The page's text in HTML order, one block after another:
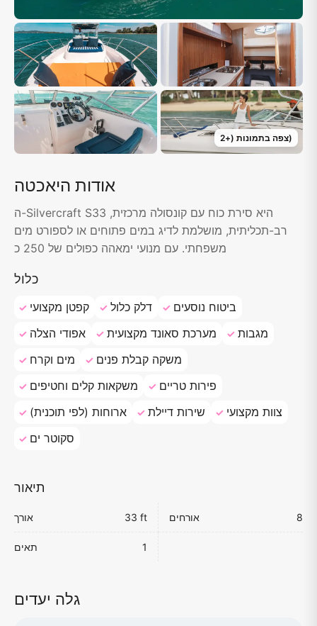
צפה בתמונות (+
2 )
אודות היאכטה
ה-Silvercraft S33 היא סירת כוח עם קונסולה מרכזית,
רב-תכליתית, מושלמת לדיג במים פתוחים או לספורט מים
משפחתי. עם מנועי ימאהה כפולים של 250 כ
כלול
קפטן מקצועי דלק כלול
ביטוח נוסעים
אפודי הצלה
מערכת סאונד מקצועית
מגבות
מים וקרח
משקה קבלת פנים
משקאות קלים וחטיפים
פירות טריים
ארוחות (לפי תוכנית)
שירות דיילת
צוות מקצועי
סקוטר ים
תיאור
אורך 33 ft אורחים 8
תאים 1
גלה יעדים